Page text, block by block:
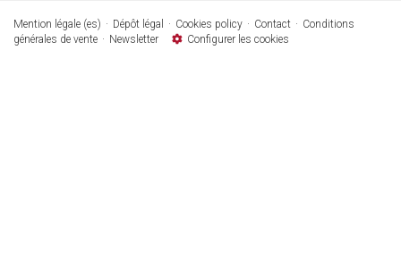
Mention légale (es) Dépôt légal Cookies policy Contact
Conditions
générales de vente
Newsletter Configurer les cookies